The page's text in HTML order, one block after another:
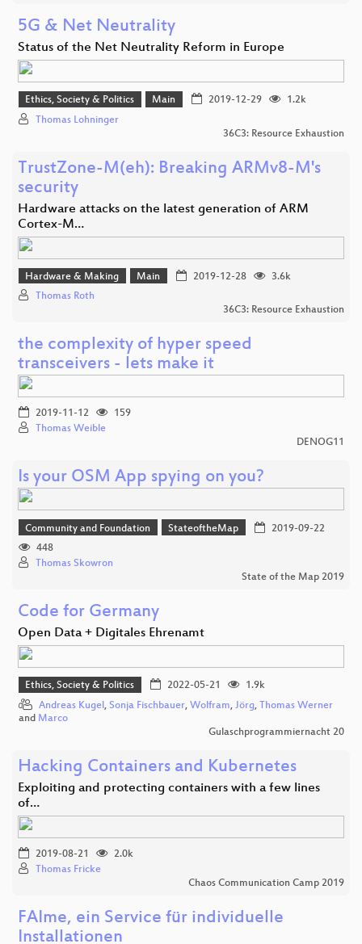
5G & Net Neutrality
Status of the Net Neutrality Reform in Europe
Ethics, Society & Politics Main 2019-12-29
1.2k
Thomas Lohninger
36C3: Resource Exhaustion
TrustZone-M(eh): Breaking ARMv8-M's
security
Hardware attacks on the latest generation of ARM
Cortex-M…
Hardware & Making Main 2019-12-28
3.6k
Thomas Roth
36C3: Resource Exhaustion
the complexity of hyper speed
transceivers - lets make it
2019-11-12
159
Thomas Weible
DENOG11
Is your OSM App spying on you?
Community and Foundation StateoftheMap
2019-09-22
448
Thomas Skowron
State of the Map 2019
Code for Germany
Open Data + Digitales Ehrenamt
Ethics, Society & Politics 2022-05-21
1.9k
Andreas Kugel , Sonja Fischbauer, Wolfram, Jörg, Thomas Werner
and Marco
Gulaschprogrammiernacht 20
Hacking Containers and Kubernetes
Exploiting and protecting containers with a few lines
of…
2019-08-21
2.0k
Thomas Fricke
Chaos Communication Camp 2019
FAIme, ein Service für individuelle
Installationen